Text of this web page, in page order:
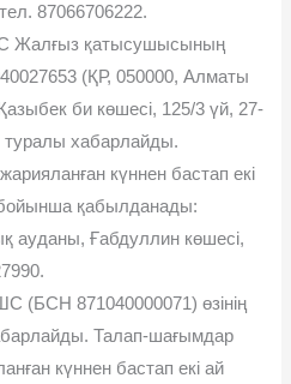
87066706222.
Жалғыз қатысушысының
(ҚР, 050000, Алматы
би көшесі, 125/3 үй, 27-
туралы хабарлайды.
күннен бастап екі
қабылданады:
ауданы, Ғабдуллин көшесі,
(БСН 871040000071) өзінің
Талап-шағымдар
күннен бастап екі ай